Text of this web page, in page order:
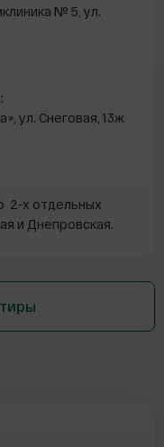
№ 5, ул.
ул. Снеговая, 13ж
2-х отдельных
и Днепровская.